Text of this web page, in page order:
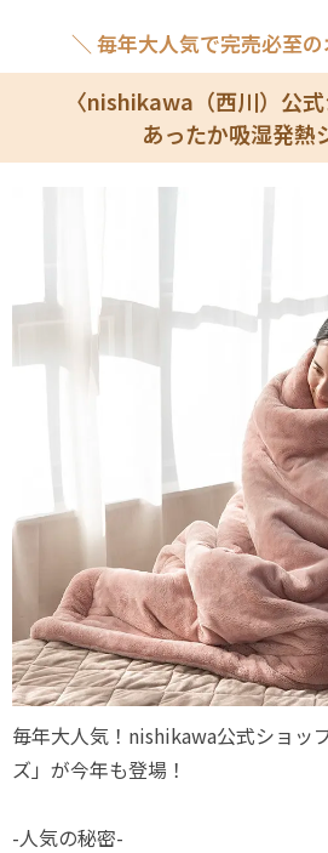
＼ 毎年大人気で完売必至
〈nishikawa（西川）公式
あったか吸湿発熱
毎年大人気！nishikawa公式ショッ
ズ」が今年も登場！
-人気の秘密-